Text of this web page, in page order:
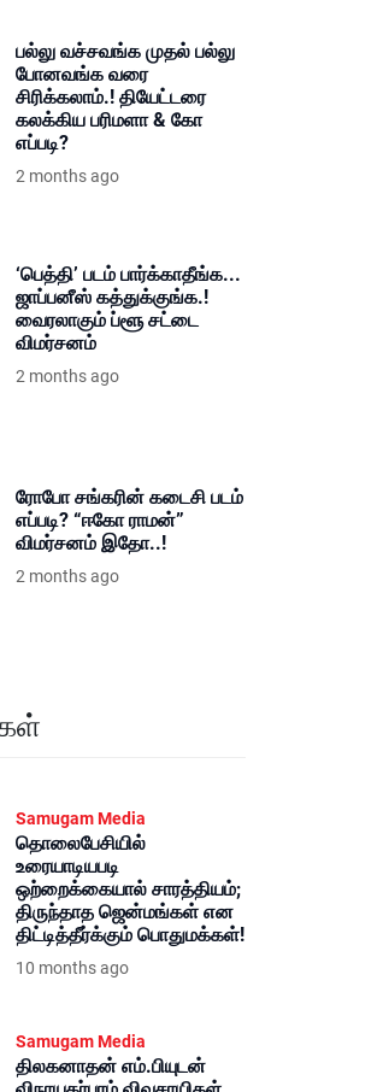
பல்லு வச்சவங்க முதல் பல்லு
போனவங்க வரை
சிரிக்கலாம்.! தியேட்டரை
கலக்கிய பரிமளா & கோ
எப்படி?
2 months ago
‘பெத்தி’ படம் பார்க்காதீங்க...
ஜாப்பனீஸ் கத்துக்குங்க.!
வைரலாகும் ப்ளூ சட்டை
விமர்சனம்
2 months ago
ரோபோ சங்கரின் கடைசி படம்
எப்படி? “ஈகோ ராமன்”
விமர்சனம் இதோ..!
2 months ago
Samugam Media
தொலைபேசியில்
உரையாடியபடி
ஒற்றைக்கையால் சாரத்தியம்;
திருந்தாத ஜென்மங்கள் என
திட்டித்தீர்க்கும் பொதுமக்கள்!
10 months ago
Samugam Media
திலகனாதன் எம்.பியுடன்